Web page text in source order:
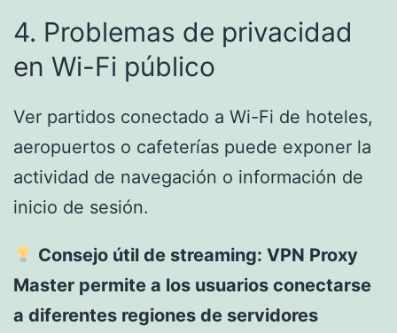
4. Problemas de privacidad
en Wi-Fi público
Ver partidos conectado a Wi-Fi de hoteles,
aeropuertos o cafeterías puede exponer la
actividad de navegación o información de
inicio de sesión.
Consejo útil de streaming: VPN Proxy
Master permite a los usuarios conectarse
a diferentes regiones de servidores